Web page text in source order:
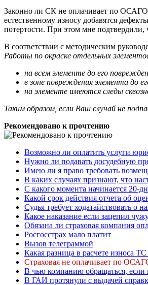
Законно ли СК не оплачивает по ОСАГО
естественному износу добавятся
потертости. При этом мне
В соответствии с методическим
Работы по окраске отдельных
на всем элементе до его
в зоне повреждения элемента до
на элементе имеются следы
Таким образом, если Ваш случай не
Рекомендовано к прочтению
Возможно ли оплатить услуги
Нужно ли подавать досудебную
Имею ли я право требовать
В каких случаях признают, что
С какого момента начинается
Какой срок действия отчета об
Судья требует ходатайствовать о
Какое наказание если зацепил
Обязана ли страховая компания
Росгосстрах мало платит
Вызов телеграммой
Какая разница в расчете
Страховая не оплачивает по
В чью компанию обращаться, если
В ГАИ протянули с выдачей